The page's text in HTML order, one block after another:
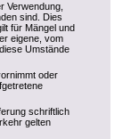
Verwendung,
sind. Dies
für Mängel und
eigene, vom
Umstände
oder
schriftlich
gelten